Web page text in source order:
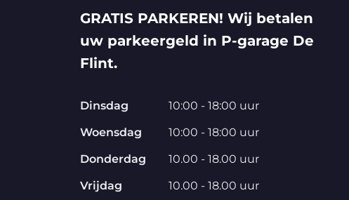
GRATIS PARKEREN! Wij betalen
uw parkeergeld in P-garage De
Flint.
Dinsdag
10:00 - 18:00 uur
Woensdag
10:00 - 18:00 uur
Donderdag
10.00 - 18.00 uur
Vrijdag
10.00 - 18.00 uur